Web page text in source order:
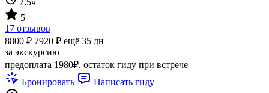
2.5ч
5
17 отзывов
8800 ₽ 7920 ₽ ещё 35 дн
за экскурсию
предоплата 1980₽, остаток гиду при встрече
Бронировать
Написать гиду